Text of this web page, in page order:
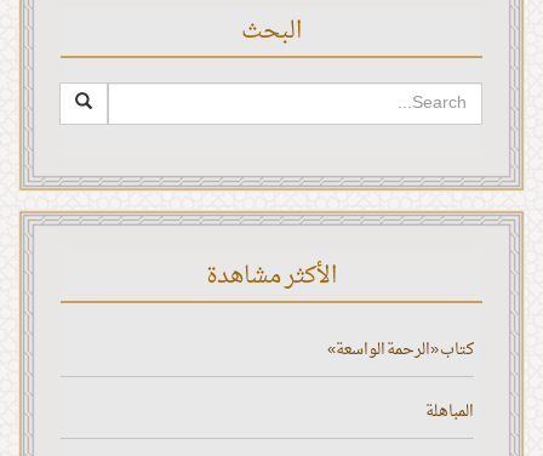
البحث
الأكثر مشاهدة
كتاب «الرحمة الواسعة»
المباهلة